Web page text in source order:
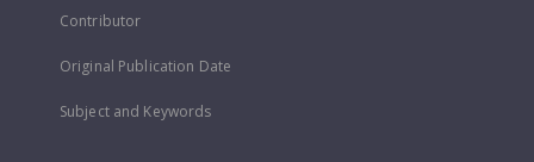
Contributor
Original Publication Date
Subject and Keywords